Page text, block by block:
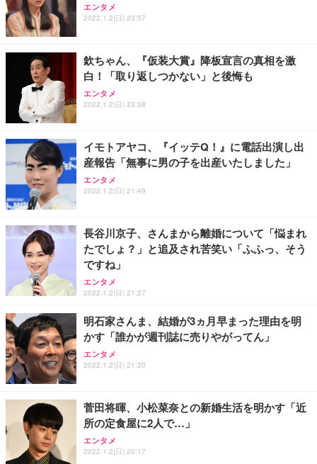
エンタメ
2022.1.2(日) 23:57
欽ちゃん、『仮装大賞』降板宣言の真相を激
白！「取り返しつかない」と後悔も
エンタメ
2022.1.2(日) 23:38
イモトアヤコ、『イッテQ！』に電話出演し出
産報告「無事に男の子を出産いたしました」
エンタメ
2022.1.2(日) 21:49
長谷川京子、さんまから離婚について「悩まれ
たでしょ？」と追及され苦笑い「ふふっ、そう
ですね」
エンタメ
2022.1.2(日) 21:27
明石家さんま、結婚が3ヵ月早まった理由を明
かす「誰かが週刊誌に売りやがってん」
エンタメ
2022.1.2(日) 21:20
菅田将暉、小松菜奈との新婚生活を明かす「近
所の定食屋に2人で…」
エンタメ
2022.1.2(日) 20:17